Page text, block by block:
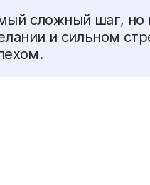
сложный шаг, но
и сильном